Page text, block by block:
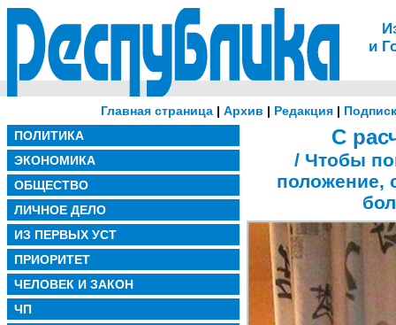
и
Главная страница| Архив | Редакция|
ПОЛИТИКА
ЭКОНОМИКА
ОБЩЕСТВО
ЛИЧНОЕ ДЕЛО
ИЗ ПЕРВЫХ УСТ
ПРИОРИТЕТ
ЧЕЛОВЕК И ЗАКОН
ЧП
С
/ Чтобы
положение,